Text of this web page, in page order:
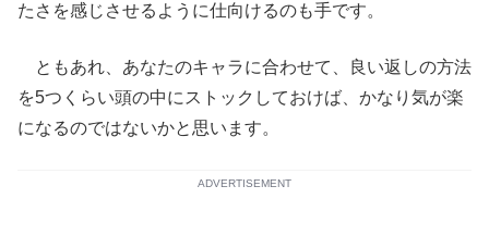
たさを感じさせるように仕向けるのも手です。
ともあれ、あなたのキャラに合わせて、良い返しの方法
を5つくらい頭の中にストックしておけば、かなり気が楽
になるのではないかと思います。
ADVERTISEMENT